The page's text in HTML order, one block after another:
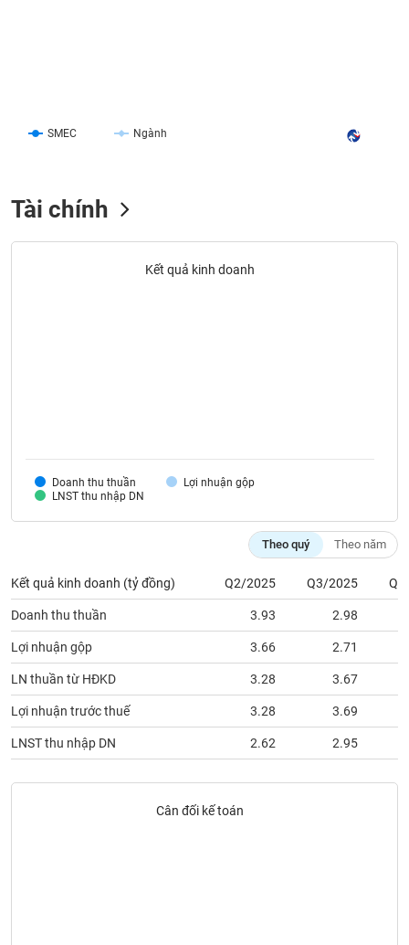
SMEC Ngành
Tài chính
Kết quả kinh doanh
Doanh thu thuần
Lợi nhuận gộp
LNST thu nhập DN
Theo quý Theo năm
Kết quả kinh doanh (tỷ đồng) Q2/2025 Q3/2025
Doanh thu thuần 3.93 2.98
Lợi nhuận gộp 3.66 2.71
LN thuần từ HĐKD 3.28 3.67
Lợi nhuận trước thuế 3.28 3.69
LNST thu nhập DN 2.62 2.95
Cân đối kế toán
THIẾT
TIÊU
CÔNG
NGHỆ
THÔNG
TIN